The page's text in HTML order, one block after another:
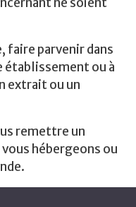
faire parvenir dans
établissement ou à
extrait ou un
remettre un
hébergeons ou